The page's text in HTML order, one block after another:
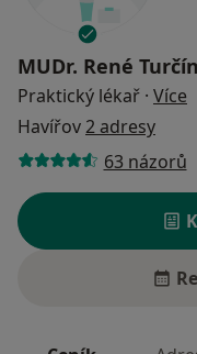
MUDr. René
Praktický lékař · Více
Havířov2 adresy
63 názorů